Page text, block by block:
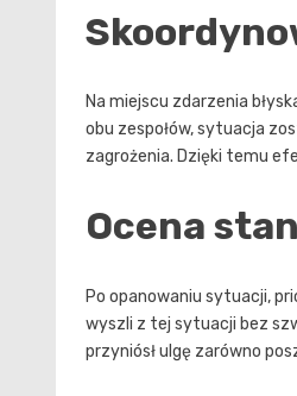
Na miejscu zdarzenia
obu zespołów, sytuacja
zagrożenia. Dzięki temu
Ocena
Po opanowaniu sytuacji,
wyszli z tej sytuacji bez
przyniósł ulgę zarówno